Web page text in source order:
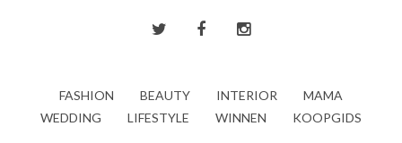
FASHION BEAUTY INTERIOR
MAMA
WEDDING
LIFESTYLE WINNEN KOOPGIDS